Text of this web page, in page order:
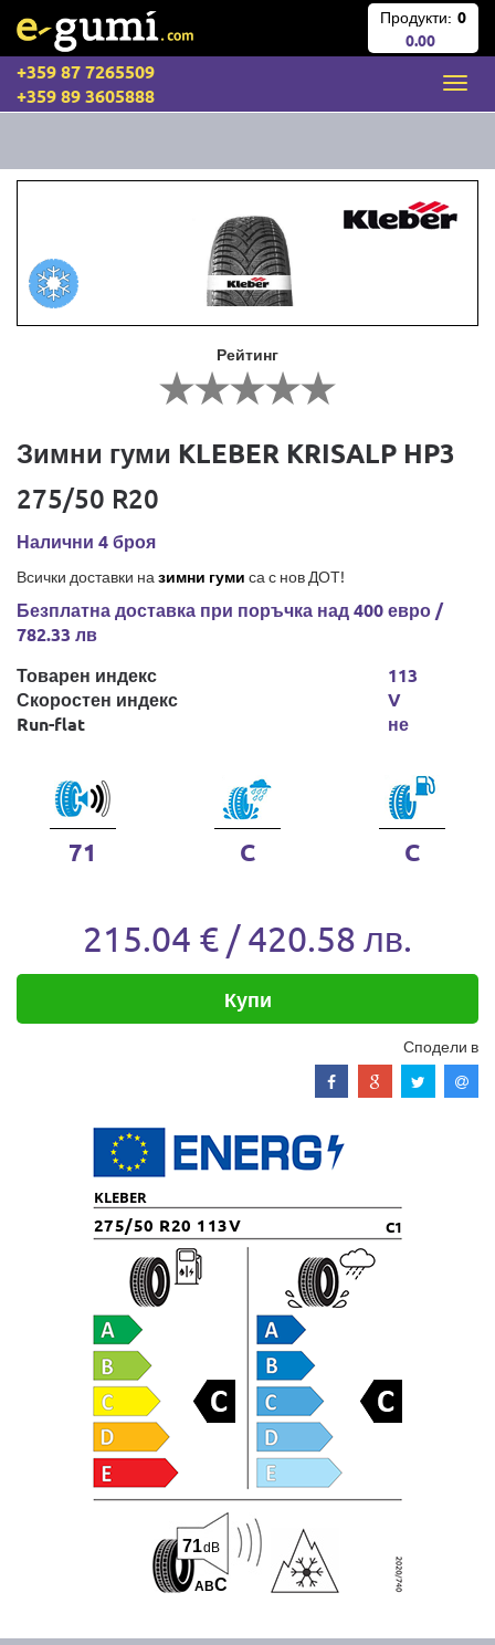
Продукти: 0
0.00
+359 87 7265509
+359 89 3605888
Рейтинг
Зимни гуми KLEBER KRISALP HP3
275/50 R20
Налични 4 броя
Всички доставки на зимни гуми са с нов ДОТ!
Безплатна доставка при поръчка над 400 евро /
782.33 лв
Товарен индекс
Скоростен индекс
Run-flat
113
V
не
71 C C
215.04 € / 420.58 лв.
Купи
Сподели в
KLEBER
275/50 R20 113V C1
ABC
71dB